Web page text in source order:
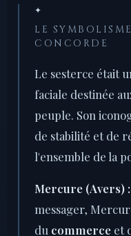
✦
LE
CONCORDE
Le sesterce était
faciale destinée
peuple. Son
de stabilité et de
l'ensemble de la
Mercure (Avers) :
messager,
du commerce et